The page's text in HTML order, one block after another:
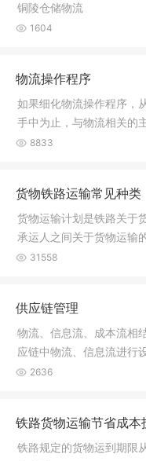
铜陵仓储物流
1604
物流操作程序
如果细化物流操作程序，
手中为止，与物流相关的
8833
货物铁路运输常见种类
货物运输计划是铁路关于
承运人之间关于货物运输
31558
供应链管理
物流、信息流、成本流相
应链中物流、信息流进行
2636
铁路货物运输节省成本
铁路规定的货物运到期限